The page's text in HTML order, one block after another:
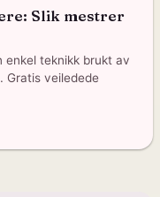
Slik mestrer
teknikk brukt av
Gratis veiledede